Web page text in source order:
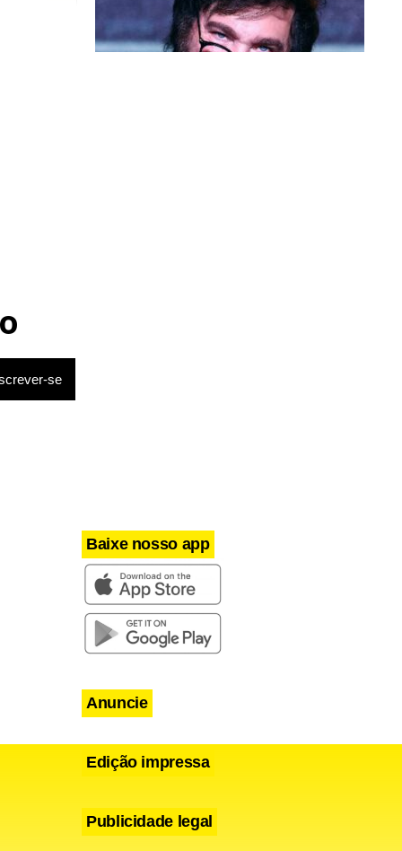
técnica e a
atuação
Baixe nosso app
Anuncie
Edição impressa
Publicidade legal